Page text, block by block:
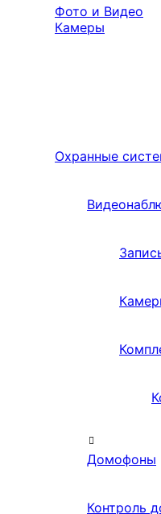
Фото и Видео
Камеры
Охранные
Домофоны
Контроль